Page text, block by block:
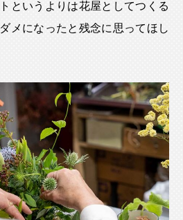
というよりは花屋としてつくる
メになったと残念に思ってほし